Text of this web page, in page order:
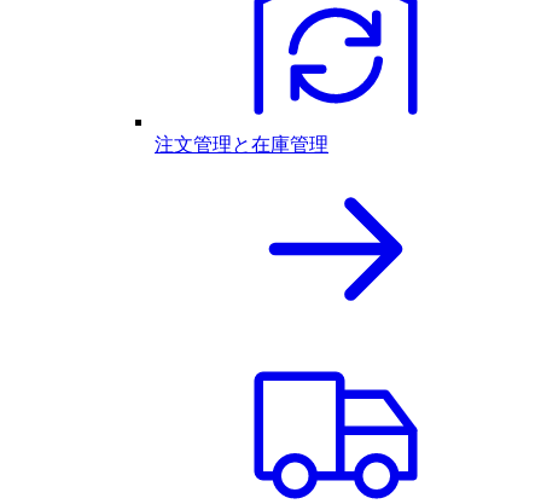
注文管理と在庫管理